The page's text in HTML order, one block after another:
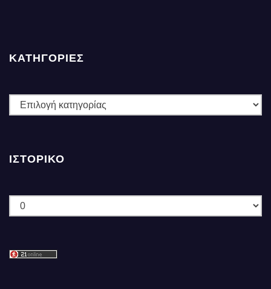
ΚΑΤΗΓΟΡΙΕΣ
ΚΑΤΗΓΟΡΙΕΣ
ΙΣΤΟΡΙΚΌ
Ιστορικό